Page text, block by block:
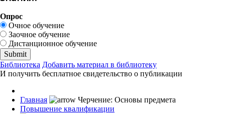
Опрос
Очное обучение
Заочное обучение
Дистанционное обучение
Библиотека Добавить материал в библиотеку
И получить бесплатное свидетельство о публикации
Главная
Повышение квалификации